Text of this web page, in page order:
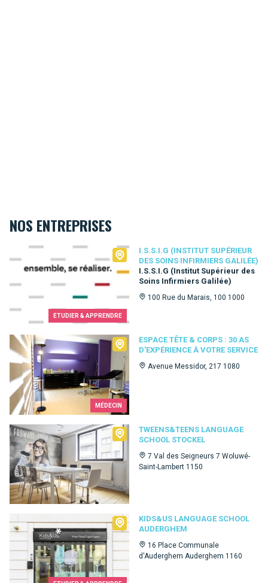
NOS ENTREPRISES
ETUDIER & APPRENDRE
I.S.S.I.G (INSTITUT SUPÉRIEUR
DES SOINS INFIRMIERS GALILÉE)
I.S.S.I.G (Institut Supérieur des
Soins Infirmiers Galilée)
100 Rue du Marais, 100 1000
I.S.S.I.G (Institut Supérieur des Soins Infirmiers Galilée)
MÉDECIN
ESPACE TÊTE & CORPS : 30 AS
D'EXPÉRIENCE À VOTRE SERVICE
Avenue Messidor, 217 1080
Espace Tête & Corps : 30 as d'expérience à votre service
TWEENS&TEENS LANGUAGE
SCHOOL STOCKEL
7 Val des Seigneurs 7 Woluwé-
Saint-Lambert 1150
Tweens&Teens language school Stockel
KIDS&US LANGUAGE SCHOOL
AUDERGHEM
16 Place Communale
d'Auderghem Auderghem 1160
Kids&Us language school Auderghem